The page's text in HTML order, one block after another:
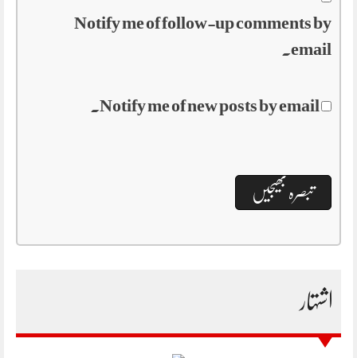
Notify me of follow-up comments by
email.
Notify me of new posts by email.
اشتہار